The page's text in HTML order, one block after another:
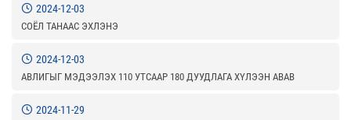
2024-12-03
СОЁЛ ТАНААС ЭХЛЭНЭ
2024-12-03
АВЛИГЫГ МЭДЭЭЛЭХ 110 УТСААР 180 ДУУДЛАГА ХҮЛЭЭН АВАВ
2024-11-29